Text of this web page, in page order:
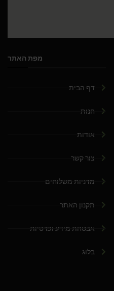
מפת האתר
דף הבית
חנות
אודות
צור קשר
מדניות משלוחים
תקנון האתר
אבטחת מידע ופרטיות
בלוג